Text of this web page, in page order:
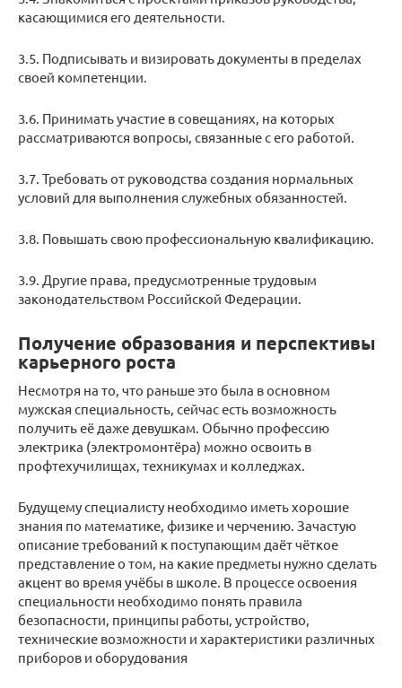
касающимися его деятельности.
3.5. Подписывать и визировать документы в пределах
своей компетенции.
3.6. Принимать участие в совещаниях, на которых
рассматриваются вопросы, связанные с его работой.
3.7. Требовать от руководства создания нормальных
условий для выполнения служебных обязанностей.
3.8. Повышать свою профессиональную квалификацию.
3.9. Другие права, предусмотренные трудовым
законодательством Российской Федерации.
Получение образования и перспективы
карьерного роста
Несмотря на то, что раньше это была в основном
мужская специальность, сейчас есть возможность
получить её даже девушкам. Обычно профессию
электрика (электромонтёра) можно освоить в
профтехучилищах, техникумах и колледжах.
Будущему специалисту необходимо иметь хорошие
знания по математике, физике и черчению. Зачастую
описание требований к поступающим даёт чёткое
представление о том, на какие предметы нужно сделать
акцент во время учёбы в школе. В процессе освоения
специальности необходимо понять правила
безопасности, принципы работы, устройство,
технические возможности и характеристики различных
приборов и оборудования